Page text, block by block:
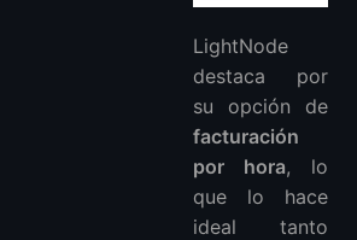
LightNode
destaca por
su opción de
facturación
por hora, lo
que lo hace
ideal tanto